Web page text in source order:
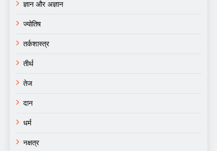
ज्ञान और अज्ञान
ज्योतिष
तर्कशास्त्र
तीर्थ
तेज
दान
धर्म
नक्षत्र